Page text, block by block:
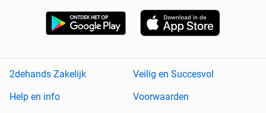
2dehands Zakelijk
Veilig en Succesvol
Help en info
Voorwaarden